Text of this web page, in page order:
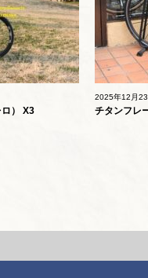
ロ） X3
2025年12月23
チタンフレ